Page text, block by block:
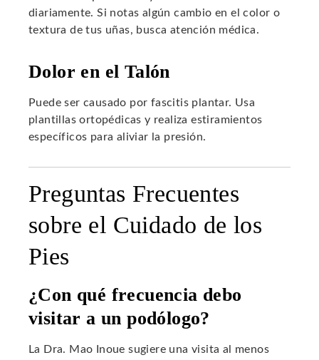
diariamente. Si notas algún cambio en el color o
textura de tus uñas, busca atención médica.
Dolor en el Talón
Puede ser causado por fascitis plantar. Usa
plantillas ortopédicas y realiza estiramientos
específicos para aliviar la presión.
Preguntas Frecuentes
sobre el Cuidado de los
Pies
¿Con qué frecuencia debo
visitar a un podólogo?
La Dra. Mao Inoue sugiere una visita al menos